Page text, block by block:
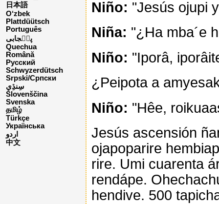
日本語
O‘zbek
Plattdüütsch
Português
پن٘جابی
Quechua
Română
Русский
Schwyzerdütsch
Srpski/Српски
Slovenščina
Svenska
தமிழ்
Türkçe
Українська
اردو
中文
Niño: "Jesús ojupi
Niña: "¿Ha mba´e
Niño: "Iporâ,
¿Peipota a
Niño: "Hêe,
Jesús ascensión
ojapoparire
rire. Umi cuarenta
rendápe.
hendive. 500